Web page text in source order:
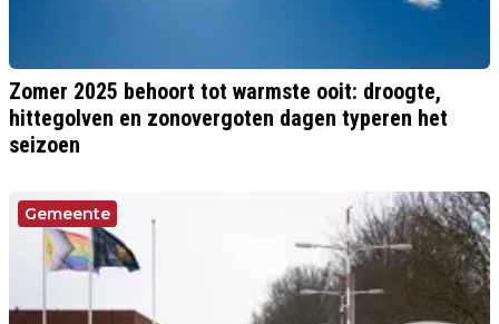
Zomer 2025 behoort tot warmste ooit: droogte,
hittegolven en zonovergoten dagen typeren het
seizoen
Gemeente